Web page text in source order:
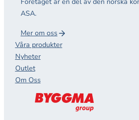
ASA.
Mer om oss
Våra produkter
Nyheter
Outlet
Om Oss